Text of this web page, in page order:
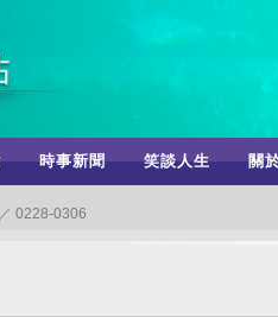
時事新聞 笑談人生 關
0228-0306